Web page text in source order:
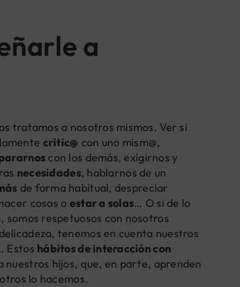
a
tratamos a nosotros mismos. Ver si
crític@ con uno mism@,
con los demás, exigirnos y
necesidades, hablarnos de un
de forma habitual, despreciar
cosas o estar a solas… O si de lo
respetuosos con nosotros
tenemos en cuenta nuestros
Estos hábitos de interacción con
hijos, que, en parte, aprenden
lo hacemos.